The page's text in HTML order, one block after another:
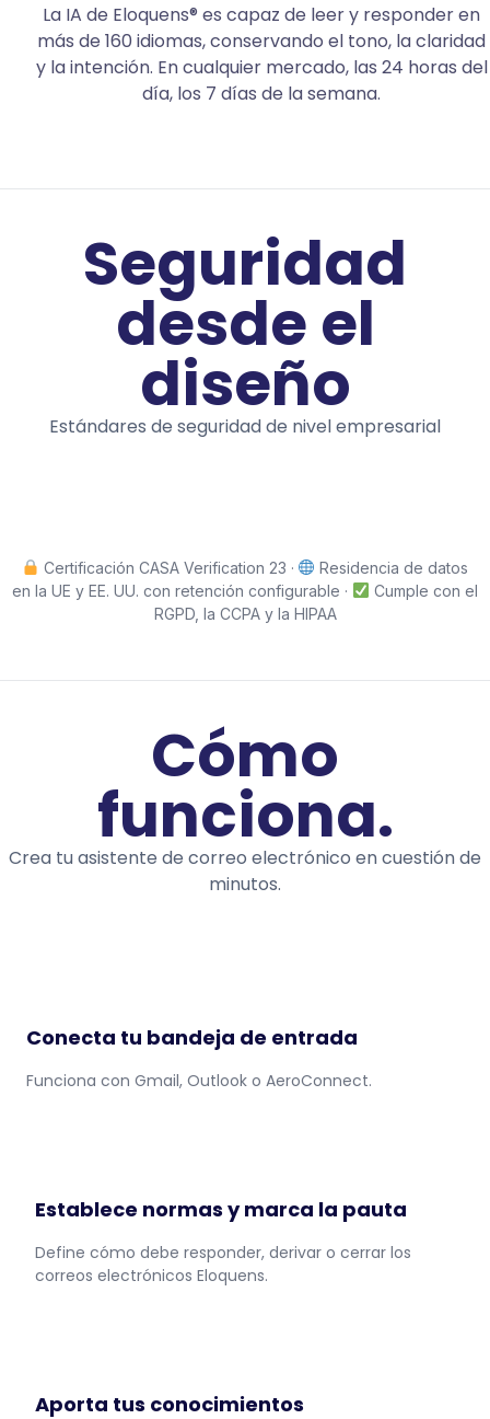
La IA de Eloquens® es capaz de leer y responder en
más de 160 idiomas, conservando el tono, la claridad
y la intención. En cualquier mercado, las 24 horas del
día, los 7 días de la semana.
Seguridad
desde el
diseño
Estándares de seguridad de nivel empresarial
Certificación CASA Verification 23 ·
Residencia de datos
en la UE y EE. UU. con retención configurable ·
Cumple con el
RGPD, la CCPA y la HIPAA
Cómo
funciona.
Crea tu asistente de correo electrónico en cuestión de
minutos.
Conecta tu bandeja de entrada
Funciona con Gmail, Outlook o AeroConnect.
Establece normas y marca la pauta
Define cómo debe responder, derivar o cerrar los
correos electrónicos Eloquens.
Aporta tus conocimientos